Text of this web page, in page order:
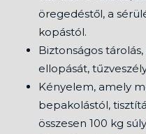
öregedéstől, a
kopástól.
Biztonságos
ellopását,
Kényelem, amely
bepakolástól,
összesen 100 kg